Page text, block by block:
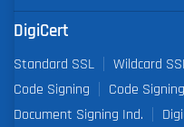
DigiCert
Standard SSL Wildcard SSL
Code Signing
Code
Document Signing Ind.